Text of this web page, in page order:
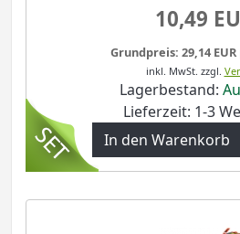
10,49
Grundpreis: 29,14
inkl. MwSt. zzgl.
Lagerbestand:
Lieferzeit: 1-3
In den Warenkorb